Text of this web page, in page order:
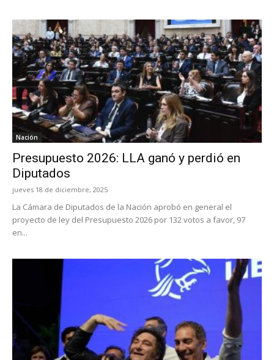
Nación
Presupuesto 2026: LLA ganó y perdió en
Diputados
jueves 18 de diciembre, 2025
La Cámara de Diputados de la Nación aprobó en general el
proyecto de ley del Presupuesto 2026 por 132 votos a favor, 97
en...